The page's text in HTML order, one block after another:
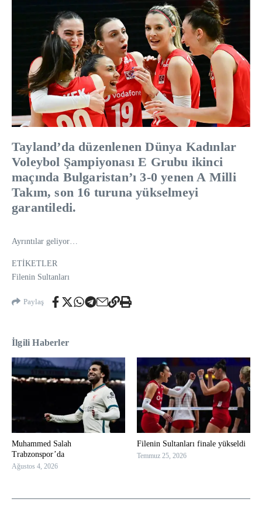
Tayland’da düzenlenen Dünya Kadınlar
Voleybol Şampiyonası E Grubu ikinci
maçında Bulgaristan’ı 3-0 yenen A Milli
Takım, son 16 turuna yükselmeyi
garantiledi.
Ayrıntılar geliyor…
ETİKETLER
Filenin Sultanları
Paylaş
İlgili Haberler
Muhammed Salah
Trabzonspor’da
Ağustos 4, 2026
Filenin Sultanları finale yükseldi
Temmuz 25, 2026